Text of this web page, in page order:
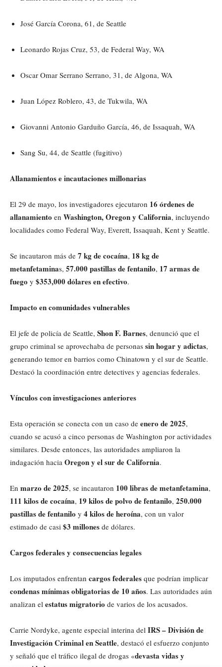
José García Corona, 61, de Seattle
Leonardo Rojas Cruz, 53, de Federal Way, WA
Oscar Omar Serrano Serrano, 31, de Algona, WA
Juan López Roblero, 43, de Tukwila, WA
Giovanni Antonio Garduño García, 46, de Issaquah, WA
Sang Su, 44, de Seattle (fugitivo)
Allanamientos e incautaciones millonarias
El 29 de mayo, los investigadores ejecutaron 16 órdenes de
allanamiento en Washington, Oregon y California, incluyendo
localidades como Federal Way, Everett, Issaquah, Kent y Seattle.
Se incautaron más de 7 kg de cocaína, 18 kg de
metanfetaminas, 57.000 pastillas de fentanilo, 17 armas de
fuego y $353,000 dólares en efectivo.
Impacto en comunidades vulnerables
El jefe de policía de Seattle, Shon F. Barnes, denunció que el
grupo criminal se aprovechaba de personas sin hogar y adictas,
generando temor en barrios como Chinatown y el sur de Seattle.
Destacó la coordinación entre detectives y agencias federales.
Vínculos con investigaciones anteriores
Esta operación se conecta con un caso de enero de 2025,
cuando se acusó a cinco personas de Washington por actividades
similares. Desde entonces, las autoridades ampliaron la
indagación hacia Oregon y el sur de California.
En marzo de 2025, se incautaron 100 libras de metanfetamina,
111 kilos de cocaína, 19 kilos de polvo de fentanilo, 250.000
pastillas de fentanilo y 4 kilos de heroína, con un valor
estimado de casi $3 millones de dólares.
Cargos federales y consecuencias legales
Los imputados enfrentan cargos federales que podrían implicar
condenas mínimas obligatorias de 10 años. Las autoridades aún
analizan el estatus migratorio de varios de los acusados.
Carrie Nordyke, agente especial interina del IRS – División de
Investigación Criminal en Seattle, destacó el esfuerzo conjunto
y señaló que el tráfico ilegal de drogas «devasta vidas y